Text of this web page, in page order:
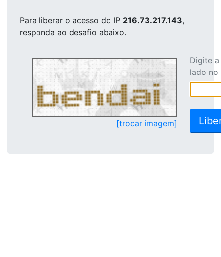
Para liberar o acesso do IP 216.73.217.143,
responda ao desafio abaixo.
[trocar imagem]
Digite
lado no